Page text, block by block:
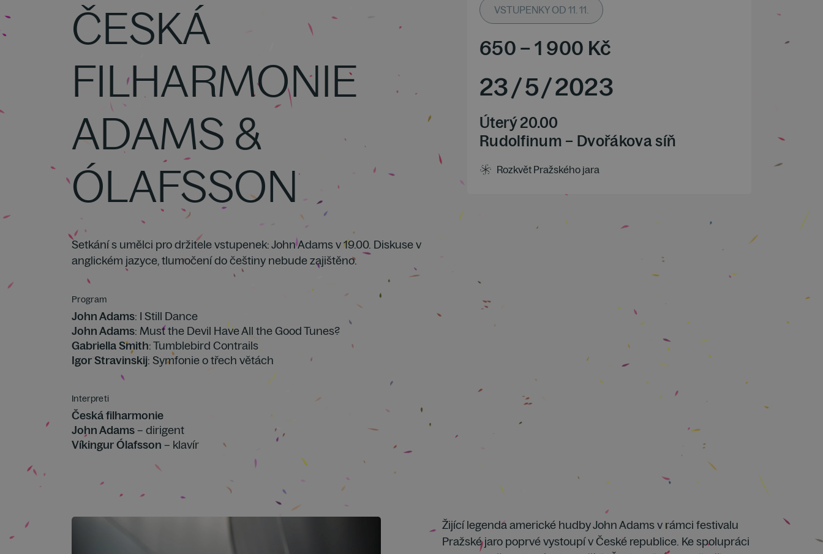
ČESKÁ
FILHARMONIE
ADAMS &
ÓLAFSSON
Setkání s umělci pro držitele vstupenek: John Adams v 19.00. Diskuse v
anglickém jazyce, tlumočení do češtiny nebude zajištěno.
Program
John Adams: I Still Dance
John Adams: Must the Devil Have All the Good Tunes?
Gabriella Smith: Tumblebird Contrails
Igor Stravinskij: Symfonie o třech větách
Interpreti
Česká filharmonie
John Adams– dirigent
Víkingur Ólafsson – klavír
VSTUPENKY OD 11. 11.
650 – 1 900 Kč
23/5/2023
Úterý 20.00
Rudolfinum – Dvořákova síň
Rozkvět Pražského jara
Žijící legenda americké hudby John Adams v rámci festivalu
Pražské jaro poprvé vystoupí v České republice. Ke spolupráci